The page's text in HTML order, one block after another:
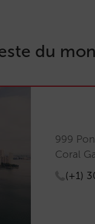
du
999
Coral
(+1)